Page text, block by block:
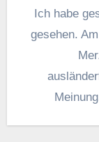
Ich habe
gesehen.